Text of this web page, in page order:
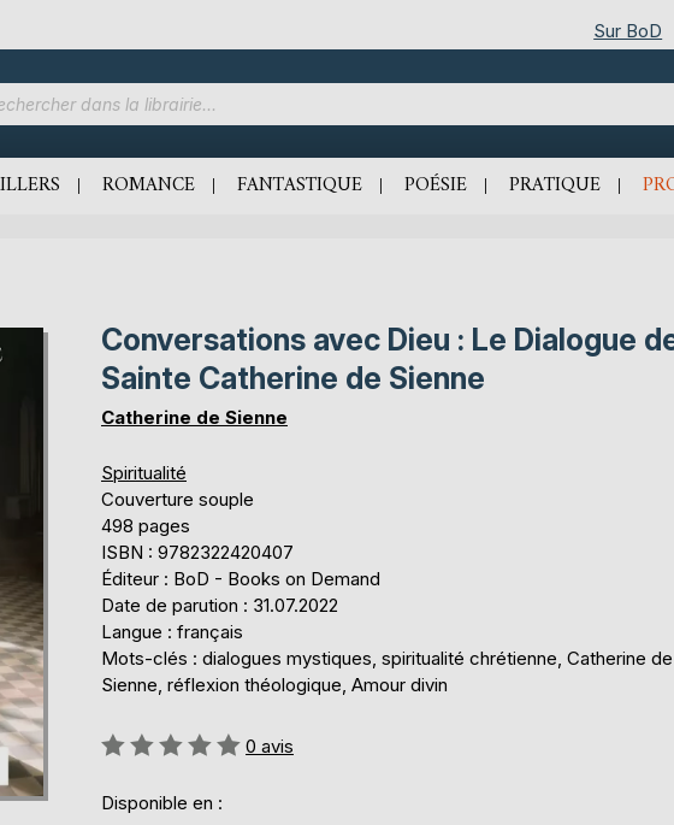
Sur BoD
ROMANCE FANTASTIQUE POÉSIE PRATIQUE
Conversations avec Dieu : Le Dialogue
Sainte Catherine de Sienne
Catherine de Sienne
Spiritualité
Couverture souple
498 pages
ISBN : 9782322420407
Éditeur : BoD - Books on Demand
Date de parution : 31.07.2022
Langue : français
Mots-clés : dialogues mystiques, spiritualité chrétienne, Catherine de
Sienne, réflexion théologique, Amour divin
Évaluation:
0 avis
Disponible en :